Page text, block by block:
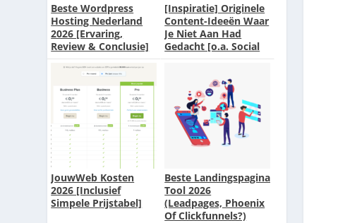
Beste Wordpress
Hosting Nederland
2026 [Ervaring,
Review & Conclusie]
[Inspiratie] Originele
Content-Ideeën Waar
Je Niet Aan Had
Gedacht [o.a. Social
Media]
JouwWeb Kosten
2026 [Inclusief
Simpele Prijstabel]
Beste Landingspagina
Tool 2026
(Leadpages, Phoenix
Of Clickfunnels?)